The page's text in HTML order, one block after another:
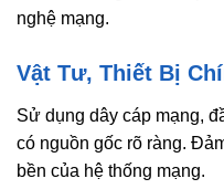
nghệ mạng.
Vật Tư, Thiết Bị
Sử dụng dây cáp mạng,
có nguồn gốc rõ ràng.
bền của hệ thống mạng.